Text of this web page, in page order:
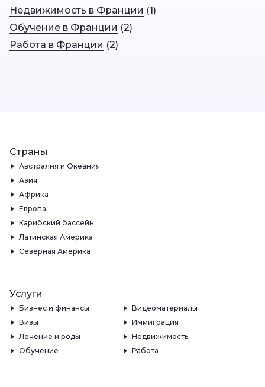
Недвижимость в Франции (1)
Обучение в Франции (2)
Работа в Франции (2)
Страны
Австралия и Океания
Азия
Африка
Европа
Карибский бассейн
Латинская Америка
Северная Америка
Услуги
Бизнес и финансы
Видеоматериалы
Визы
Иммиграция
Лечение и роды
Недвижимость
Обучение
Работа